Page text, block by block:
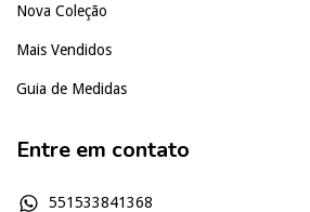
Nova Coleção
Mais Vendidos
Guia de Medidas
Entre em contato
551533841368